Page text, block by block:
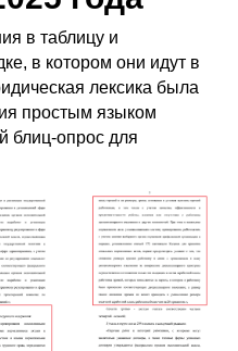
в таблицу и
в котором они идут в
лексика была
простым языком
блиц-опрос для